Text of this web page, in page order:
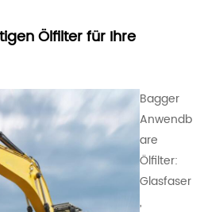
Ölfilter für Ihre
Bagger
Anwendb
are
Ölfilter:
Glasfaser
,